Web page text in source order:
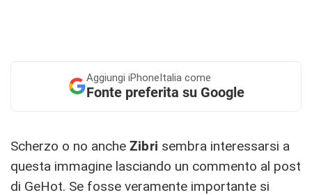
Aggiungi iPhoneItalia come
Fonte preferita su Google
Scherzo o no anche Zibri sembra interessarsi a
questa immagine lasciando un commento al post
di GeHot. Se fosse veramente importante si